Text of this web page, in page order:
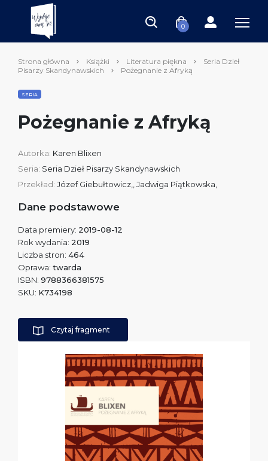
0
Strona główna Książki Literatura piękna
Seria Dzieł
Pisarzy Skandynawskich
Pożegnanie z Afryką
SERIA
Pożegnanie z Afryką
Autorka: Karen Blixen
Seria: Seria Dzieł Pisarzy Skandynawskich
Przekład: Józef Giebułtowicz,, Jadwiga Piątkowska,
Dane podstawowe
Data premiery: 2019-08-12
Rok wydania: 2019
Liczba stron: 464
Oprawa: twarda
ISBN: 9788366381575
SKU: K734198
Czytaj fragment